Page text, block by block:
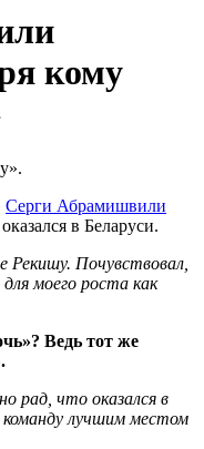
кому
Серги Абрамишвили
в Беларуси.
Рекишу. Почувствовал,
моего роста как
Ведь тот же
рад, что оказался в
лучшим местом